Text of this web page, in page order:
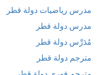
مدرس رياضيات دولة قطر
مدرس دولة قطر
مُدَرِّس دولة قطر
مترجم دولة قطر